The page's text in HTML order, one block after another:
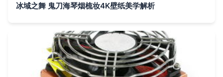
冰域之舞 鬼刀海琴烟梳妆4K壁纸美学解析